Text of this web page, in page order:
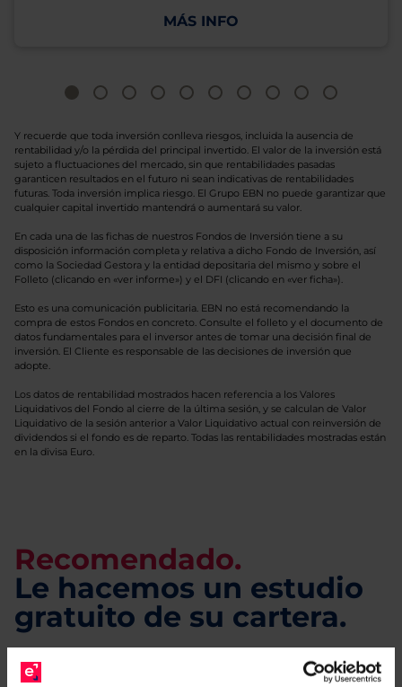
MÁS INFO
Y recuerde que toda inversión conlleva riesgos, incluida la ausencia de
rentabilidad y/o la pérdida del principal invertido. El valor de la inversión está
sujeto a fluctuaciones del mercado, sin que rentabilidades pasadas
garanticen resultados en el futuro ni sean indicativas de rentabilidades
futuras. Toda inversión implica riesgo. El Grupo EBN no puede garantizar que
cualquier capital invertido mantendrá o aumentará su valor.
En cada una de las fichas de nuestros Fondos de Inversión tiene a su
disposición información completa y relativa a dicho Fondo de Inversión, así
como la Sociedad Gestora y la entidad depositaria del mismo y sobre el
Folleto (clicando en «ver informe») y el DFI (clicando en «ver ficha»).
Esto es una comunicación publicitaria. EBN no está recomendando la
compra de estos Fondos en concreto. Consulte el folleto y el documento de
datos fundamentales para el inversor antes de tomar una decisión final de
inversión. El Cliente es responsable de las decisiones de inversión que
adopte.
Los datos de rentabilidad mostrados hacen referencia a los Valores
Liquidativos del Fondo al cierre de la última sesión, y se calculan de Valor
Liquidativo de la sesión anterior a Valor Liquidativo actual con reinversión de
dividendos si el fondo es de reparto. Todas las rentabilidades mostradas están
en la divisa Euro.
Recomendado.
Le hacemos un estudio
gratuito de su cartera.
Descárguese el archivo
e indíquenos los ISINs de